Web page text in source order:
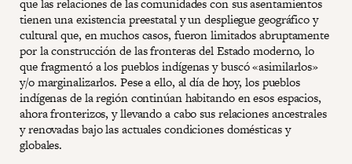
que las relaciones de las comunidades con sus asentamientos
tienen una existencia preestatal y un despliegue geográfico y
cultural que, en muchos casos, fueron limitados abruptamente
por la construcción de las fronteras del Estado moderno, lo
que fragmentó a los pueblos indígenas y buscó «asimilarlos»
y/o marginalizarlos. Pese a ello, al día de hoy, los pueblos
indígenas de la región continúan habitando en esos espacios,
ahora fronterizos, y llevando a cabo sus relaciones ancestrales
y renovadas bajo las actuales condiciones domésticas y
globales.